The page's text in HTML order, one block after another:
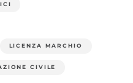
LICENZA MARCHIO
CIVILE